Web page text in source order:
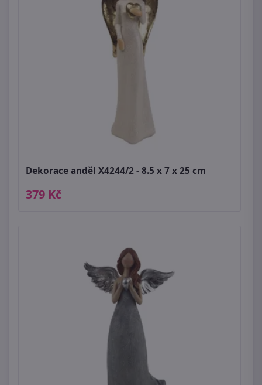
Dekorace anděl X4244/2 - 8.5 x 7 x 25 cm
379 Kč